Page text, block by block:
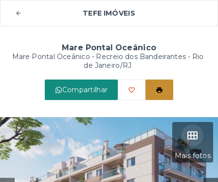
TEFE IMÓVEIS
Mare Pontal Oceânico
Mare Pontal Oceânico - Recreio dos Bandeirantes - Rio
de Janeiro/RJ
Compartilhar
Mais fotos